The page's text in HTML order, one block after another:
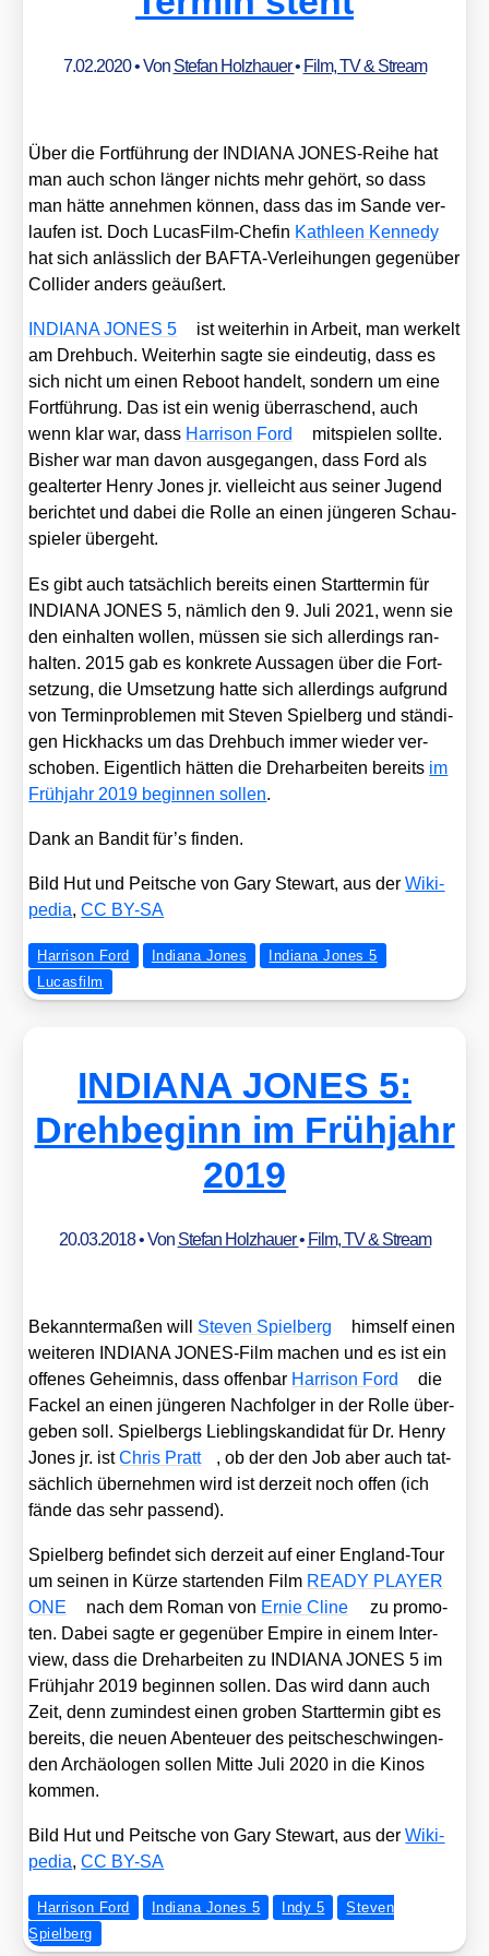
7.02.2020• Von Stefan Holzhauer• Film, TV & Stream
Über die Fort­füh­rung der INDIANA JONES-Rei­he hat
man auch schon län­ger nichts mehr gehört, so dass
man hät­te anneh­men kön­nen, dass das im San­de ver­
lau­fen ist. Doch Lucas­Film-Che­fin Kath­le­en Ken­ne­dy
hat sich anläss­lich der BAFTA-Ver­lei­hun­gen gegen­über
Col­l­i­der anders geäu­ßert.
INDIANA JONES 5
ist wei­ter­hin in Arbeit, man wer­kelt
am Dreh­buch. Wei­ter­hin sag­te sie ein­deu­tig, dass es
sich nicht um einen Reboot han­delt, son­dern um eine
Fort­füh­rung. Das ist ein wenig über­ra­schend, auch
wenn klar war, dass Har­ri­son Ford
mit­spie­len soll­te.
Bis­her war man davon aus­ge­gan­gen, dass Ford als
geal­ter­ter Hen­ry Jones jr. viel­leicht aus sei­ner Jugend
berich­tet und dabei die Rol­le an einen jün­ge­ren Schau­
spie­ler über­geht.
Es gibt auch tat­säch­lich bereits einen Start­ter­min für
INDIANA JONES 5, näm­lich den 9. Juli 2021, wenn sie
den ein­hal­ten wol­len, müs­sen sie sich aller­dings ran­
hal­ten. 2015 gab es kon­kre­te Aus­sa­gen über die Fort­
set­zung, die Umset­zung hat­te sich aller­dings auf­grund
von Ter­min­pro­ble­men mit Ste­ven Spiel­berg und stän­di­
gen Hick­hacks um das Dreh­buch immer wie­der ver­
scho­ben. Eigent­lich hät­ten die Dreh­ar­bei­ten bereits im
Früh­jahr 2019 begin­nen sol­len.
Dank an Ban­dit für’s fin­den.
Bild Hut und Peit­sche von Gary Ste­wart, aus derWiki­
pe­dia,CC BY-SA
Harrison Ford Indiana Jones
Indiana Jones 5
Lucasfilm
INDIANA JONES 5:
Drehbeginn im Frühjahr
2019
20.03.2018• Von Stefan Holzhauer• Film, TV & Stream
Bekann­ter­ma­ßen will Ste­ven Spiel­berg
hims­elf einen
wei­te­ren INDIANA JONES-Film machen und es ist ein
offe­nes Geheim­nis, dass offen­bar Har­ri­son Ford
die
Fackel an einen jün­ge­ren Nach­fol­ger in der Rol­le über­
ge­ben soll. Spiel­bergs Lieb­lings­kan­di­dat für Dr. Hen­ry
Jones jr. istChris Pratt
, ob der den Job aber auch tat­
säch­lich über­neh­men wird ist der­zeit noch offen (ich
fän­de das sehr pas­send).
Spiel­berg befin­det sich der­zeit auf einer Eng­land-Tour
um sei­nen in Kür­ze star­ten­den Film READY PLAYER
ONE
nach dem Roman von Ernie Cli­ne
zu pro­mo­
ten. Dabei sag­te er gegen­über Empire in einem Inter­
view, dass die Dreh­ar­bei­ten zu INDIANA JONES 5 im
Früh­jahr 2019 begin­nen sol­len. Das wird dann auch
Zeit, denn zumin­dest einen gro­ben Start­ter­min gibt es
bereits, die neu­en Aben­teu­er des peit­sche­schwin­gen­
den Archäo­lo­gen sol­len Mit­te Juli 2020 in die Kinos
kom­men.
Bild Hut und Peit­sche von Gary Ste­wart, aus derWiki­
pe­dia,CC BY-SA
Harrison Ford Indiana Jones 5 Indy 5
Steven
Spielberg